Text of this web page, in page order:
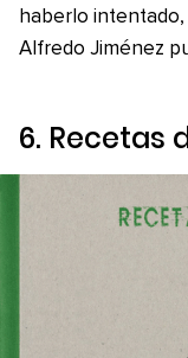
haberlo
Alfredo Jiménez
6. Recetas